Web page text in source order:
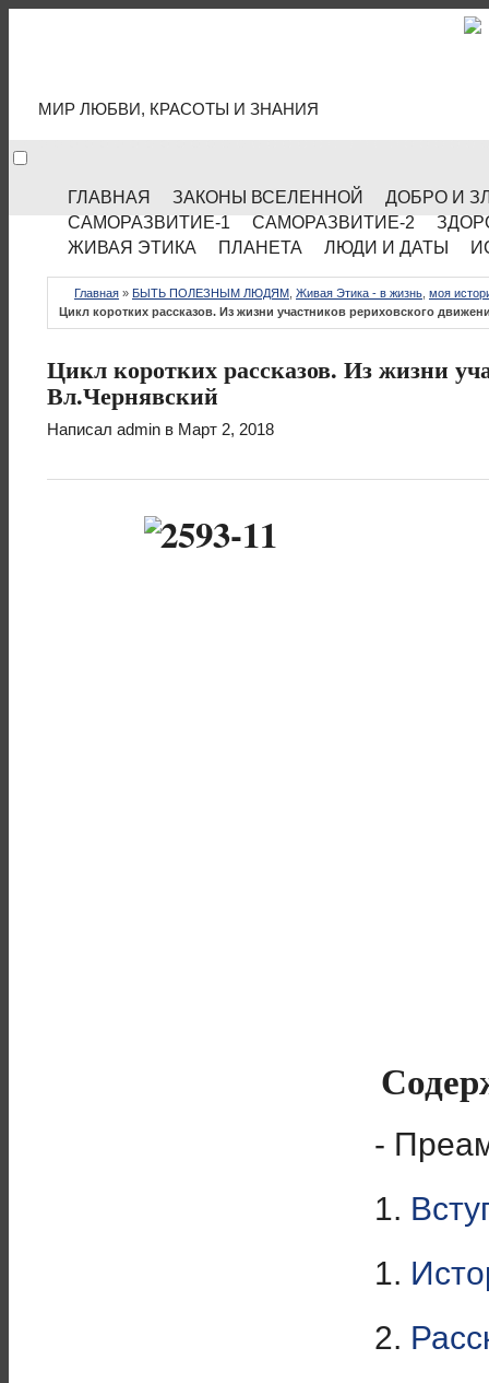
МИР ЛЮБВИ, КРАСОТЫ И ЗНАНИЯ
ГЛАВНАЯ ЗАКОНЫ ВСЕЛЕННОЙ
ДОБРО И
САМОРАЗВИТИЕ-1
САМОРАЗВИТИЕ-2
ЖИВАЯ ЭТИКА
ПЛАНЕТА ЛЮДИ И ДАТЫ
Главная » БЫТЬ ПОЛЕЗНЫМ ЛЮДЯМ Живая Этика - в жизнь моя
Цикл коротких рассказов. Из жизни участников рериховского
Цикл коротких рассказов. Из жизни
Вл.Чернявский
Написал admin в Март 2, 2018
-
1.
1.
2.